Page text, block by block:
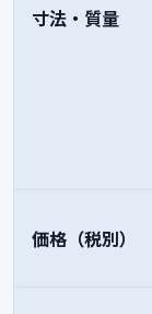
寸法・質量
価格（税別）